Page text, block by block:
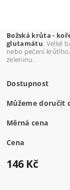
Božská krůta -
glutamátu. Velké
nebo pečení
zeleninu.
Dostupnost
Můžeme doručit
Měrná cena
Cena
146 Kč